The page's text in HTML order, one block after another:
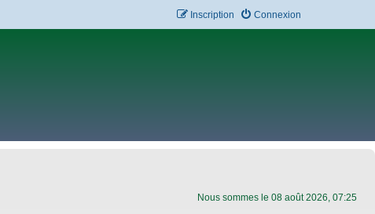
Connexion
Inscription
Nous sommes le 08 août 2026, 07:25